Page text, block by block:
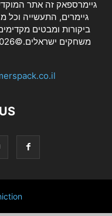
גיימרספאק זה אתר
גיימרים, התעשייה
ביקורות ומבטים